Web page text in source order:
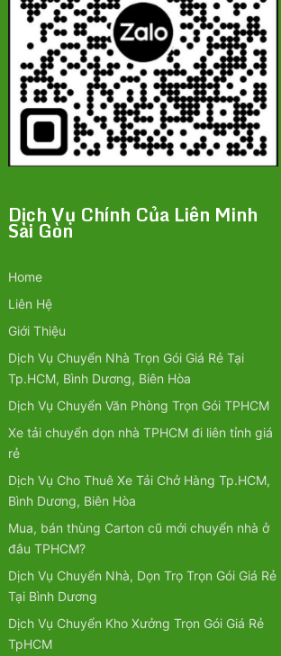
Dịch Vụ Chính Của Liên Minh
Sài Gòn
Home
Liên Hệ
Giới Thiệu
Dịch Vụ Chuyển Nhà Trọn Gói Giá Rẻ Tại
Tp.HCM, Bình Dương, Biên Hòa
Dịch Vụ Chuyển Văn Phòng Trọn Gói TPHCM
Xe tải chuyển dọn nhà TPHCM đi liên tỉnh giá
rẻ
Dịch Vụ Cho Thuê Xe Tải Chở Hàng Tp.HCM,
Bình Dương, Biên Hòa
Mua, bán thùng Carton cũ mới chuyển nhà ở
đâu TPHCM?
Dịch Vụ Chuyển Nhà, Dọn Trọ Trọn Gói Giá Rẻ
Tại Bình Dương
Dịch Vụ Chuyển Kho Xưởng Trọn Gói Giá Rẻ
TpHCM